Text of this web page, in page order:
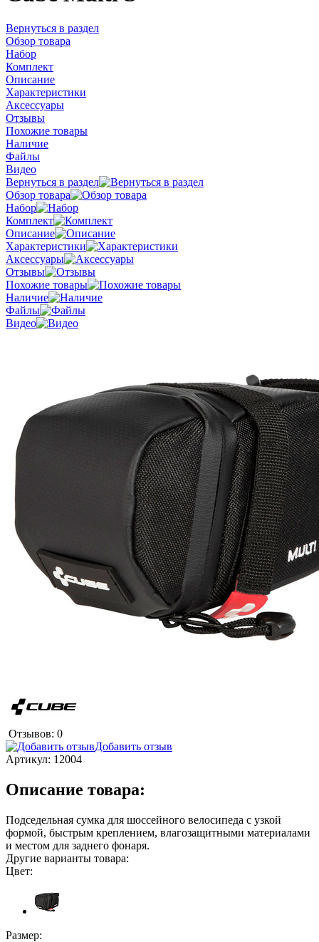
Вернуться в раздел
Обзор товара
Набор
Комплект
Описание
Характеристики
Аксессуары
Отзывы
Похожие товары
Наличие
Файлы
Видео
Вернуться в раздел
Обзор товара
Набор
Комплект
Описание
Характеристики
Аксессуары
Отзывы
Похожие товары
Наличие
Файлы
Видео
Отзывов: 0
Добавить отзыв
Артикул: 12004
Описание товара:
Подседельная сумка для шоссейного велосипеда с узкой
формой, быстрым креплением, влагозащитными материалами
и местом для заднего фонаря.
Другие варианты товара:
Цвет:
Размер: